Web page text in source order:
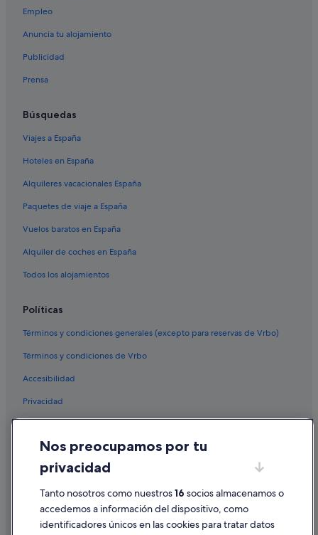
Empleo
Anuncia tu alojamiento
Publicidad
Prensa
Búsquedas
Viajes a España
Hoteles en España
Alquileres vacacionales España
Paquetes de viaje a España
Vuelos baratos en España
Alquiler de coches en España
Todos los alojamientos
Políticas
Términos y condiciones generales (excepto para reservas de Vrbo)
Términos y condiciones de Vrbo
Accesibilidad
Privacidad
Cookies
Condiciones de uso
Información legal/contacto
Pautas sobre el contenido y cómo denunciar contenido
Ayuda
Nos preocupamos por tu
privacidad
Tanto nosotros como nuestros16 socios almacenamos o
accedemos a información del dispositivo, como
identificadores únicos en las cookies para tratar datos